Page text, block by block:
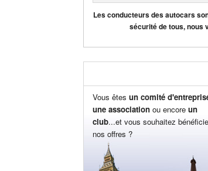
Les conducteurs des autocars
sécurité de tous, nous
Vous êtes un comité
une association ou encore un
club...et vous souhaitez
nos offres ?